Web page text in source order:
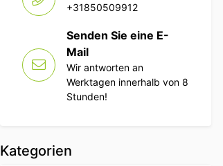
+31850509912
Senden Sie eine E-
Mail
Wir antworten an
Werktagen innerhalb von 8
Stunden!
Kategorien